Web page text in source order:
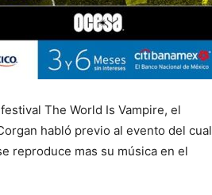
The World Is Vampire, el
habló previo al evento del cual
reproduce mas su música en el